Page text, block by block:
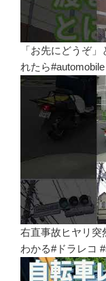
「お先にどうぞ
れたら
右直事故ヒヤリ突
わかる#ドラレコ